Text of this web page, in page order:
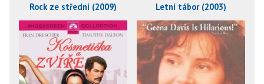
Rock ze střední (2009) Letní tábor (2003)